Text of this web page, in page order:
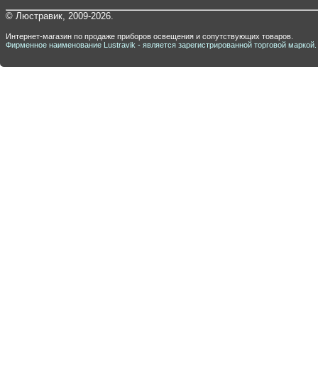
© Люстравик, 2009-2026.
Интернет-магазин по продаже приборов освещения и сопутствующих товаров.
Фирменное наименование Lustravik - является зарегистрированной торговой